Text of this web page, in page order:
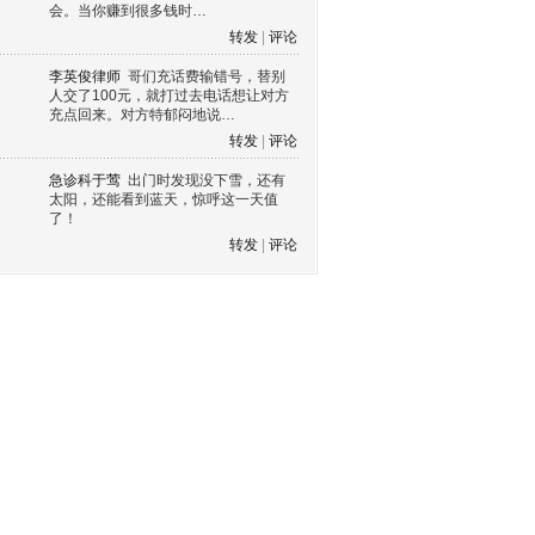
会。当你赚到很多钱时…
转发
评论
李英俊律师 哥们充话费输错号，替别
人交了100元，就打过去电话想让对方
充点回来。对方特郁闷地说…
转发
评论
急诊科于莺 出门时发现没下雪，还有
太阳，还能看到蓝天，惊呼这一天值
了！
转发
评论